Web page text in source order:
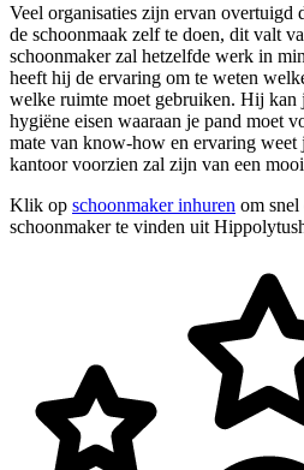
Veel organisaties zijn ervan overtuigd
de schoonmaak zelf te doen, dit valt
schoonmaker zal hetzelfde werk in
heeft hij de ervaring om te weten
welke ruimte moet gebruiken. Hij kan
hygiëne eisen waaraan je pand moet
mate van know-how en ervaring weet
kantoor voorzien zal zijn van een
Klik op schoonmaker inhuren om snel
schoonmaker te vinden uit